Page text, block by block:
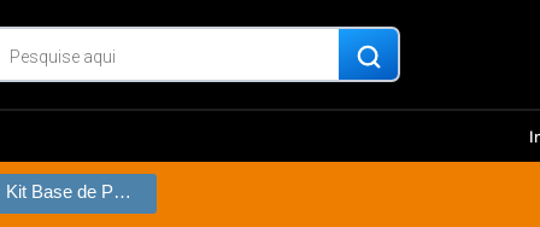
18 Metros Kit Base de PVC 60 mm de Largura e Verdugo Friso Lateral